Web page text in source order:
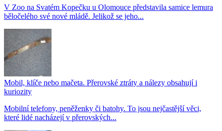
V Zoo na Svatém Kopečku u Olomouce představila samice lemura
běločelého své nové mládě. Jelikož se jeho...
Mobil, klíče nebo mačeta. Přerovské ztráty a nálezy obsahují i
kuriozity
Mobilní telefony, peněženky či batohy. To jsou nejčastější věci,
které lidé nacházejí v přerovských...